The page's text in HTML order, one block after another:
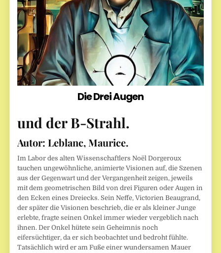
Die Drei Augen
und der B-Strahl.
Autor: Leblanc, Maurice.
Im Labor des alten Wissenschaftlers Noël Dorgeroux
tauchen ungewöhnliche, animierte Visionen auf, die Szenen
aus der Gegenwart und der Vergangenheit zeigen, jeweils
mit dem geometrischen Bild von drei Figuren oder Augen in
den Ecken eines Dreiecks. Sein Neffe, Victorien Beaugrand,
der später die Visionen beschrieb, die er als kleiner Junge
erlebte, fragte seinen Onkel immer wieder vergeblich nach
ihnen. Der Onkel hütete sein Geheimnis noch
eifersüchtiger, da er sich beobachtet und bedroht fühlte.
Tatsächlich wird er am Fuße einer wundersamen Mauer